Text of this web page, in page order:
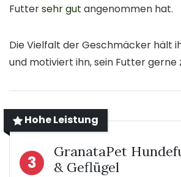
Futtersehr gut angenommen hat.
Die Vielfalt der Geschmäcker hält
und motiviert ihn, sein Futter gerne
Hohe Leistung
3
GranataPet
& Geflügel